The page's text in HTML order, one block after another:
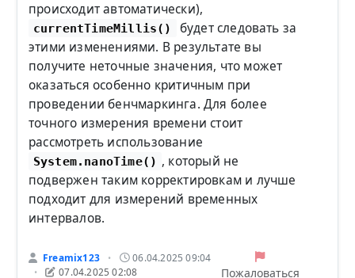
происходит автоматически),
currentTimeMillis()
будет следовать за
этими изменениями. В результате вы
получите неточные значения, что может
оказаться особенно критичным при
проведении бенчмаркинга. Для более
точного измерения времени стоит
рассмотреть использование
System.nanoTime() , который не
подвержен таким корректировкам и лучше
подходит для измерений временных
интервалов.
Freamix123 • 06.04.2025 09:04
• 07.04.2025 02:08 Пожаловаться